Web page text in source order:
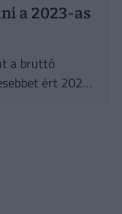
a 2023-as
a bruttó
ért 2021